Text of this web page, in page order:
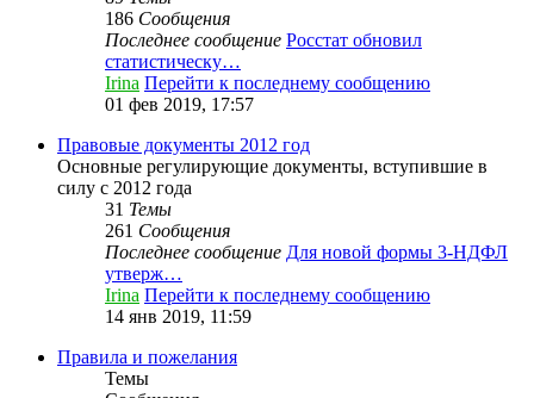
186 Сообщения
Последнее сообщение Росстат обновил
статистическу…
Irina Перейти к последнему сообщению
01 фев 2019, 17:57
Правовые документы 2012 год
Основные регулирующие документы, вступившие в
силу с 2012 года
31 Темы
261 Сообщения
Последнее сообщение Для новой формы 3-НДФЛ
утверж…
Irina Перейти к последнему сообщению
14 янв 2019, 11:59
Правила и пожелания
Темы